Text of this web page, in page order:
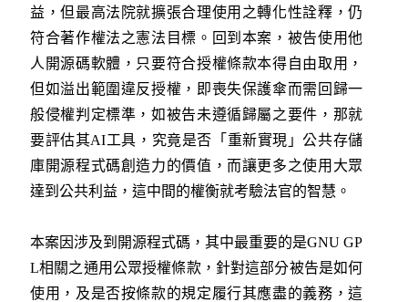
益，但最高法院就擴張合理使用之轉化性詮釋，仍
符合著作權法之憲法目標。回到本案，被告使用他
人開源碼軟體，只要符合授權條款本得自由取用，
但如溢出範圍違反授權，即喪失保護傘而需回歸一
般侵權判定標準，如被告未遵循歸屬之要件，那就
要評估其AI工具，究竟是否「重新實現」公共存儲
庫開源程式碼創造力的價值，而讓更多之使用大眾
達到公共利益，這中間的權衡就考驗法官的智慧。
本案因涉及到開源程式碼，其中最重要的是GNU GP
L相關之通用公眾授權條款，針對這部分被告是如何
使用，及是否按條款的規定履行其應盡的義務，這